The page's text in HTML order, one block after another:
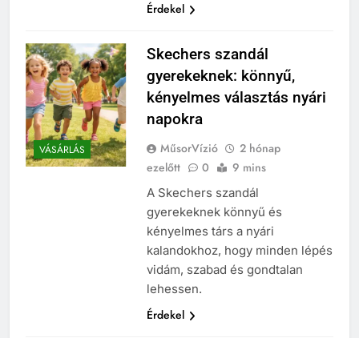
Érdekel
VÁSÁRLÁS
Skechers szandál
gyerekeknek: könnyű,
kényelmes választás nyári
napokra
MűsorVízió
2 hónap
ezelőtt
0 9 mins
A Skechers szandál
gyerekeknek könnyű és
kényelmes társ a nyári
kalandokhoz, hogy minden lépés
vidám, szabad és gondtalan
lehessen.
Érdekel